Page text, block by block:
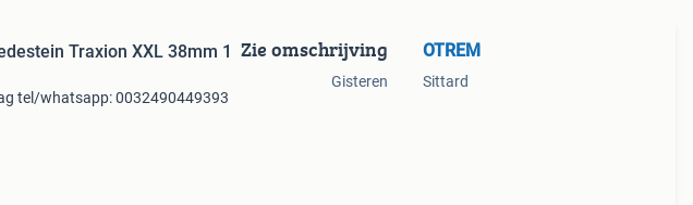
Traxion XXL 38mm 1
tel/whatsapp: 0032490449393
Zie omschrijving
Gisteren
OTREM
Sittard